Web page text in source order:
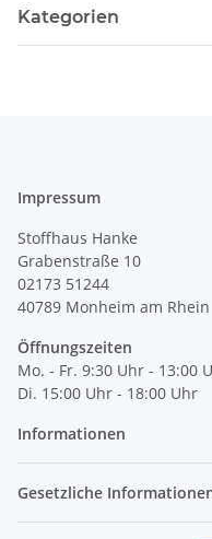
Kategorien
Impressum
Stoffhaus Hanke
Grabenstraße 10
02173 51244
40789 Monheim am Rhein
Öffnungszeiten
Mo. - Fr. 9:30 Uhr - 13:00
Di. 15:00 Uhr - 18:00 Uhr
Informationen
Gesetzliche